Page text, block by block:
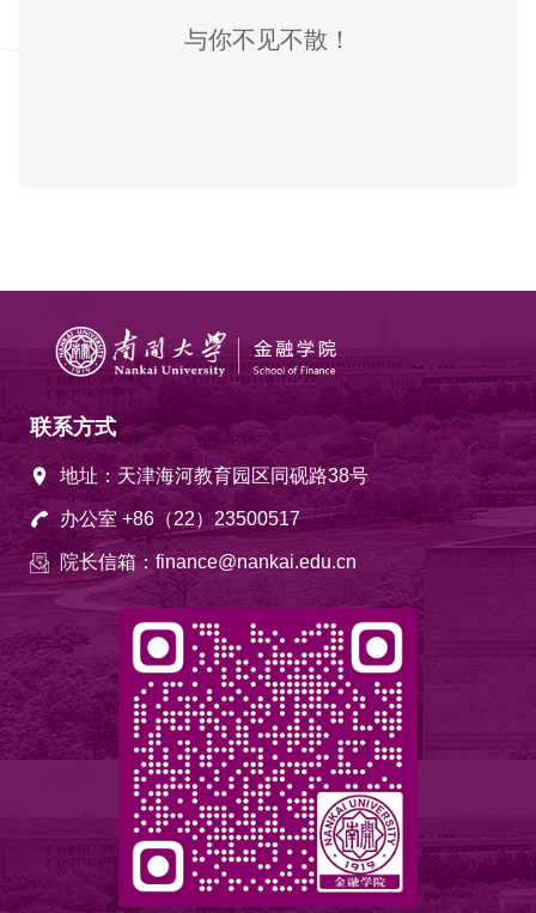
与你不见不散！
联系方式
地址：天津海河教育园区同砚路38号
办公室 +86（22）23500517
院长信箱：finance@nankai.edu.cn